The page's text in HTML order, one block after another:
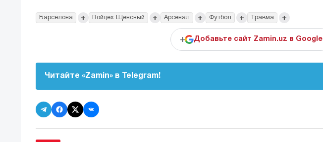
Барселона + Войцех Щенсный + Арсенал + Футбол + Травма +
+ Добавьте сайт Zamin.uz в Google
Читайте «Zamin» в Telegram!